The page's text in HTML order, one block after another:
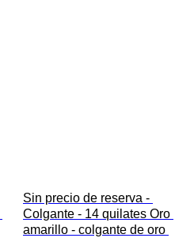
Sin precio de reserva -
Colgante - 14 quilates Oro
amarillo - colgante de oro